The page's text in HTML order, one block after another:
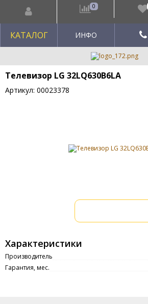
КАТАЛОГ ИНФО
Телевизор LG 32LQ630B6LA
Артикул: 00023378
Характеристики
Производитель
Гарантия, мес.
0